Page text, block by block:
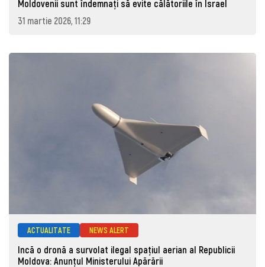
Moldovenii sunt îndemnați să evite călătoriile în Israel
31 martie 2026, 11:29
ACTUALITATE NEWS ALERT
Incă o dronă a survolat ilegal spațiul aerian al Republicii
Moldova: Anunţul Ministerului Apărării